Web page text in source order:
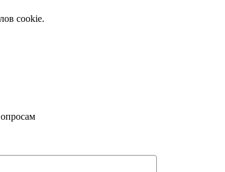
cookie.